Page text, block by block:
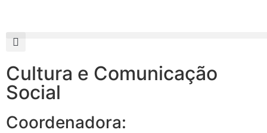
Cultura e Comunicação
Social
Coordenadora: